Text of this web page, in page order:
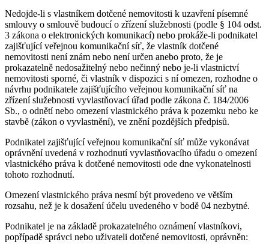
Nedojde-li s vlastníkem dotčené nemovitosti k uzavření písemné
smlouvy o smlouvě budoucí o zřízení služebnosti (podle § 104 odst.
3 zákona o elektronických komunikací) nebo prokáže-li podnikatel
zajišťující veřejnou komunikační síť, že vlastník dotčené
nemovitosti není znám nebo není určen anebo proto, že je
prokazatelně nedosažitelný nebo nečinný nebo je-li vlastnictví
nemovitosti sporné, či vlastník v dispozici s ní omezen, rozhodne o
návrhu podnikatele zajišťujícího veřejnou komunikační síť na
zřízení služebnosti vyvlastňovací úřad podle zákona č. 184/2006
Sb., o odnětí nebo omezení vlastnického práva k pozemku nebo ke
stavbě (zákon o vyvlastnění), ve znění pozdějších předpisů.
Podnikatel zajišťující veřejnou komunikační síť může vykonávat
oprávnění uvedená v rozhodnutí vyvlastňovacího úřadu o omezení
vlastnického práva k dotčené nemovitosti ode dne vykonatelnosti
tohoto rozhodnutí.
Omezení vlastnického práva nesmí být provedeno ve větším
rozsahu, než je k dosažení účelu uvedeného v bodě 04 nezbytné.
Podnikatel je na základě prokazatelného oznámení vlastníkovi,
popřípadě správci nebo uživateli dotčené nemovitosti, oprávněn: